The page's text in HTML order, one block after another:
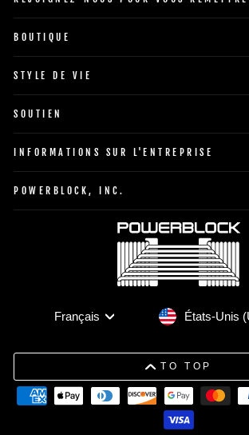
BOUTIQUE
STYLE DE VIE
SOUTIEN
INFORMATIONS SUR L'ENTREPRISE
POWERBLOCK, INC.
Langue
Français DeviseÉtats-Unis
TO TOP